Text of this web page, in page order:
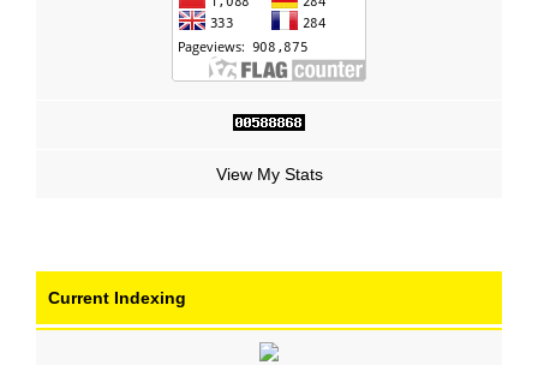
View My Stats
Current Indexing